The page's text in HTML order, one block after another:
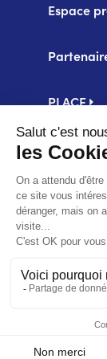
Espace
PLACE
Centrale
Second
Mentions
Politique de